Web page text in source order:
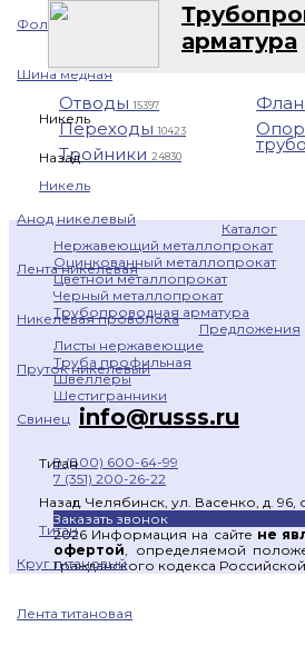
Фольга медная
Шина медная
Никель
Назад
Никель
Анод никелевый
Лента никелевая
Никелевая проволока
Пруток никелевый
Свинец
Титан
Назад
Титан
Круг титановый
Лента титановая
арматура
Отводы15397
Переходы10423
Тройники 24830
Каталог
Нержавеющий металлопрокат
Оцинкованный металлопрокат
Цветной металлопрокат
Черный металлопрокат
Трубопроводная арматура
Предложения
Листы нержавеющие
Труба профильная
Швеллеры
Шестигранники
info@russs.ru
8 (800) 600-64-99
7 (351) 200-26-22
г. Челябинск, ул. Васенко, д. 96,
Заказать звонок
2026 Информация на сайте не
офертой , определяемой
Гражданского кодекса